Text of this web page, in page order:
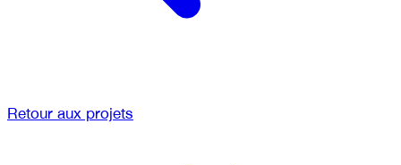
Retour aux projets